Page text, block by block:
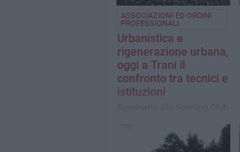
ASSOCIAZIONI ED ORDINI
PROFESSIONALI
Urbanistica e
rigenerazione urbana,
oggi a Trani il
confronto tra tecnici e
istituzioni
normative, strumenti
operativi e prospettive